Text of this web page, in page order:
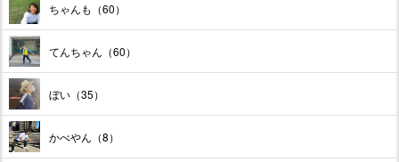
ちゃんも（60）
てんちゃん（60）
ぼい（35）
かべやん（8）